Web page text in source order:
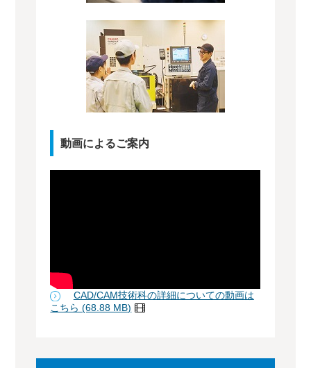
動画によるご案内
CAD/CAM技術科の詳細についての動画は
こちら (68.88 MB)